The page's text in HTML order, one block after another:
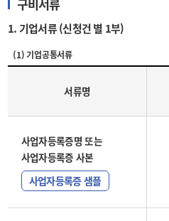
구비서류
1. 기업서류 (신청건 별 1부)
(1) 기업공통서류
서류명
사업자등록증명 또는
사업자등록증 사본
사업자등록증 샘플